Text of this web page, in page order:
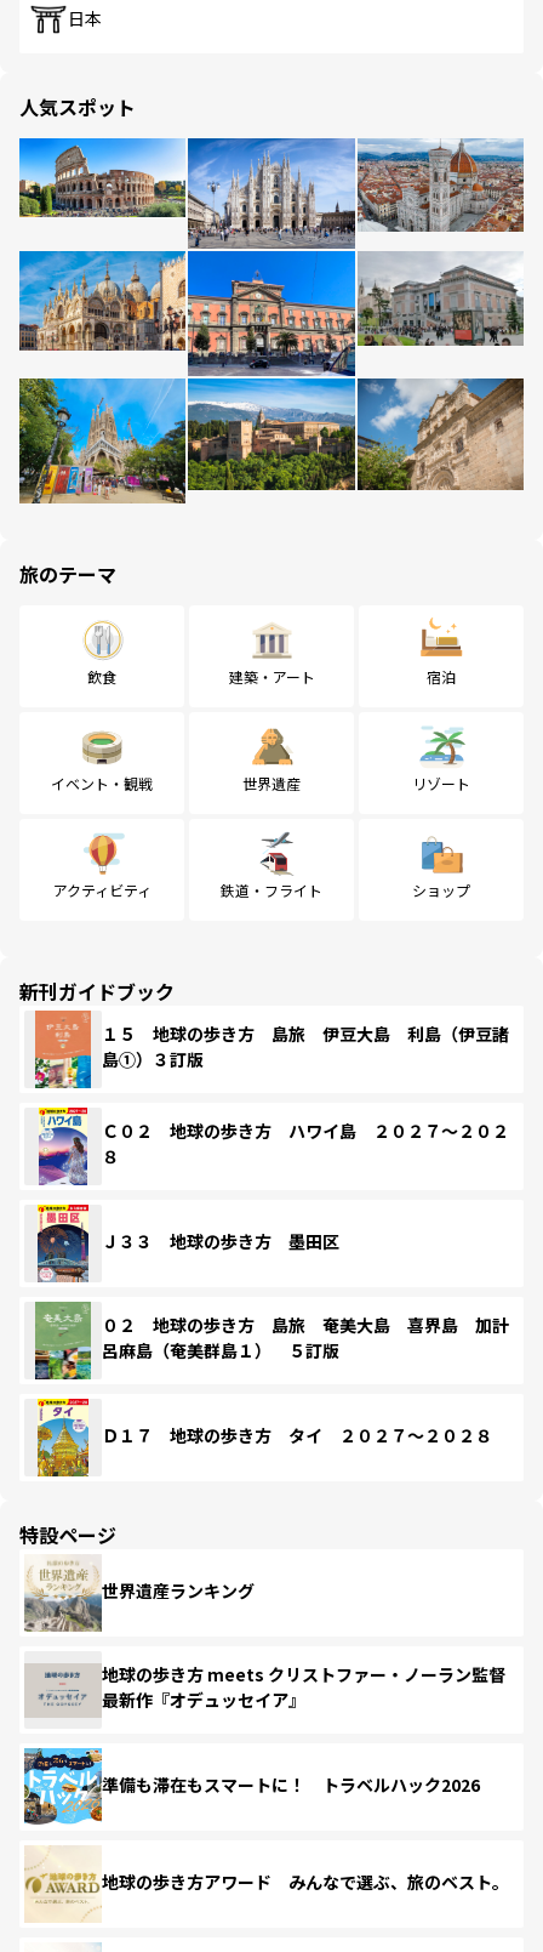
日本
人気スポット
旅のテーマ
飲食 建築・アート 宿泊
イベント・観戦 世界遺産 リゾート
アクティビティ 鉄道・フライト ショップ
新刊ガイドブック
１５ 地球の歩き方 島旅 伊豆大島 利島（伊豆諸
島①）３訂版
Ｃ０２ 地球の歩き方 ハワイ島 ２０２７～２０２
８
Ｊ３３ 地球の歩き方 墨田区
０２ 地球の歩き方 島旅 奄美大島 喜界島 加計
呂麻島（奄美群島１） ５訂版
Ｄ１７ 地球の歩き方 タイ ２０２７～２０２８
特設ページ
世界遺産ランキング
地球の歩き方 meets クリストファー・ノーラン監督
最新作『オデュッセイア』
準備も滞在もスマートに！ トラベルハック2026
地球の歩き方アワード みんなで選ぶ、旅のベスト。